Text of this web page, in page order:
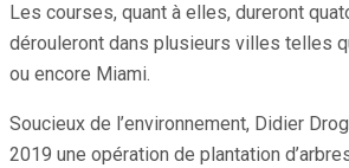
Les courses, quant à elles, dureront
dérouleront dans plusieurs villes telles
ou encore Miami.
Soucieux de l’environnement, Didier
2019 une opération de plantation